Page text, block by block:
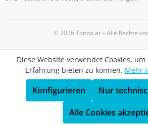
© 2026 Tonoo.at – Alle Rechte
Diese Website verwendet Cookies,
Erfahrung bieten zu können. Mehr
Nur
Konfigurieren
Alle Cookies